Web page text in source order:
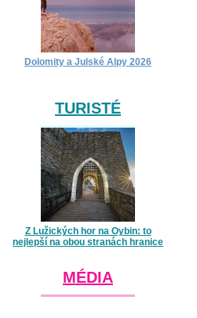
Dolomity a Julské Alpy 2026
TURISTÉ
Z Lužických hor na Oybin: to
nejlepší na obou stranách hranice
MÉDIA